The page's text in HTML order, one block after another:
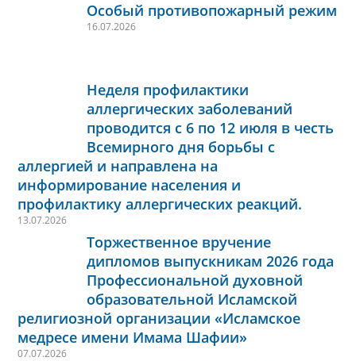
Особый противопожарный режим
16.07.2026
Неделя профилактики
аллергических заболеваний
проводится с 6 по 12 июля в честь
Всемирного дня борьбы с
аллергией и направлена на
информирование населения и
профилактику аллергических реакций.
13.07.2026
Торжественное вручение
дипломов выпускникам 2026 года
Профессиональной духовной
образовательной Исламской
религиозной организации «Исламское
медресе имени Имама Шафии»
07.07.2026